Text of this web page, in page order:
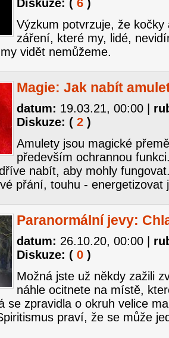
Diskuze: ( 6 )
Výzkum potvrzuje, že
záření, které my, lidé,
vidět nemůžeme.
Magie: Jak nabít
datum: 19.03.21, 00:00
Diskuze: ( 2 )
Amulety jsou magické
především ochrannou
nabít, aby mohly
přání, touhu - energetizovat
Paranormální jevy:
datum: 26.10.20, 00:00
Diskuze: ( 0 )
Možná jste už někdy zažili
náhle ocitnete na místě,
se zpravidla o okruh velice
praví, že se může